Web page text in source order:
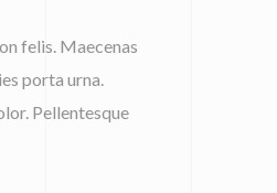
felis. Maecenas
porta urna.
Pellentesque